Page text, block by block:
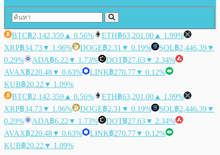
BTC฿2,142,359 ▲ 0.56% ETH฿63,201.00 ▲ 1.99%
XRP฿34.73▼ 1.96% DOGE฿2.31 ▼ 0.19% SOL฿2,446.39▼
0.29%
ADA฿6.22 ▼ 1.73% DOT฿27.63▼ 2.34%
AVAX฿220.48▼ 0.63% LINK฿270.77▼ 0.12%
KUB฿20.22 ▼ 1.09%
BTC฿2,142,359 ▲ 0.56% ETH฿63,201.00 ▲ 1.99%
XRP฿34.73▼ 1.96% DOGE฿2.31 ▼ 0.19% SOL฿2,446.39▼
0.29%
ADA฿6.22 ▼ 1.73% DOT฿27.63▼ 2.34%
AVAX฿220.48▼ 0.63% LINK฿270.77▼ 0.12%
KUB฿20.22 ▼ 1.09%